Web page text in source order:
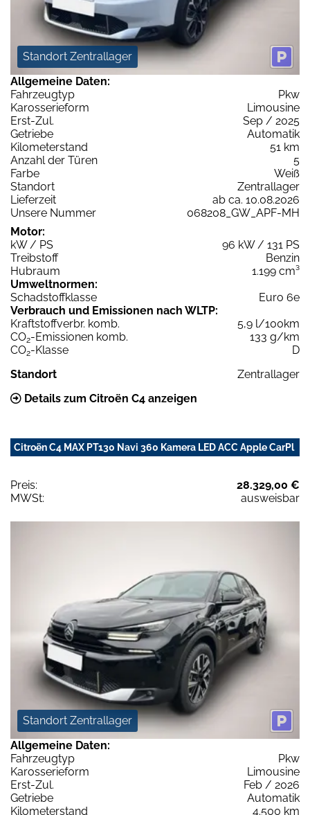
Standort Zentrallager
Allgemeine Daten:
Fahrzeugtyp
Pkw
Karosserieform
Limousine
Erst-Zul.
Sep / 2025
Getriebe
Automatik
Kilometerstand
51 km
Anzahl der Türen
5
Farbe
Weiß
Standort
Zentrallager
Lieferzeit
ab ca. 10.08.2026
Unsere Nummer
068208_GW_APF-MH
Motor:
kW / PS
96 kW / 131 PS
Treibstoff
Benzin
Hubraum
1.199 cm³
Umweltnormen:
Schadstoffklasse
Euro 6e
Verbrauch und Emissionen nach WLTP:
Kraftstoffverbr. komb.
5,9 l/100km
CO2-Emissionen komb.
133 g/km
CO2-Klasse
D
Standort
Zentrallager
Details zum Citroën C4 anzeigen
Citroën C4 MAX PT130 Navi 360 Kamera LED ACC Apple CarPl
Preis:
28.329,00 €
MWSt:
ausweisbar
Standort Zentrallager
Allgemeine Daten:
Fahrzeugtyp
Pkw
Karosserieform
Limousine
Erst-Zul.
Feb / 2026
Getriebe
Automatik
Kilometerstand
4.500 km